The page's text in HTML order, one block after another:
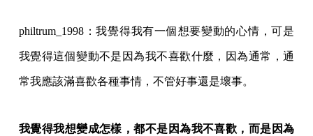
philtrum_1998：我覺得我有一個想要變動的心情，可是
我覺得這個變動不是因為我不喜歡什麼，因為通常，通
常我應該滿喜歡各種事情，不管好事還是壞事。
我覺得我想變成怎樣，都不是因為我不喜歡，而是因為